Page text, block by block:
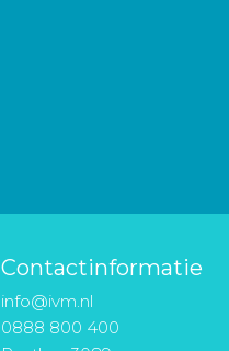
Contactinformatie
info@ivm.nl
0888 800 400